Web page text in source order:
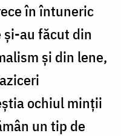
în întuneric
și-au făcut din
și din lene,
ochiul minții
un tip de